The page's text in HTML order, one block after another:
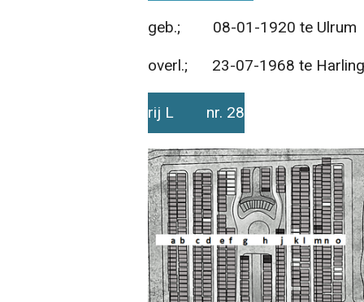
geb.; 08-01-1920 te Ulrum
overl.; 23-07-1968 te
rij L nr. 28